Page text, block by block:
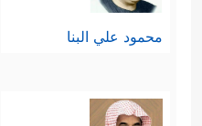
محمود علي البنا